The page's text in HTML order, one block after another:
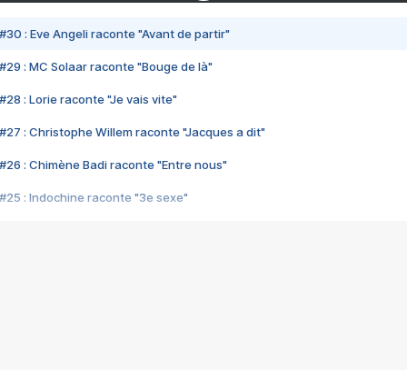
#30 : Eve Angeli raconte "Avant de partir"
#29 : MC Solaar raconte "Bouge de là"
#28 : Lorie raconte "Je vais vite"
#27 : Christophe Willem raconte "Jacques a dit"
#26 : Chimène Badi raconte "Entre nous"
#25 : Indochine raconte "3e sexe"